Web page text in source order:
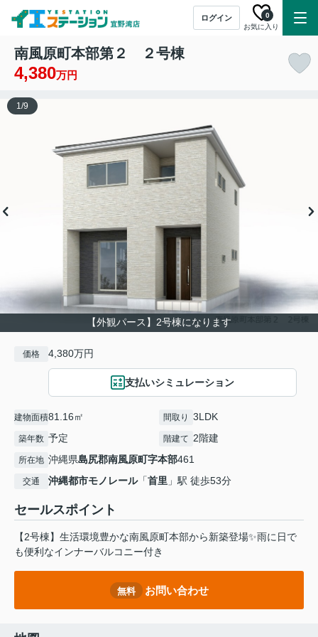
ログイン
お気に入り
0
南風原町本部第２ ２号棟
4,380万円
【外観パース】2号棟になります
1/9
価格 4,380万円
支払いシミュレーション
建物面積81.16㎡ 間取り 3LDK
築年数 予定 階建て 2階建
所在地 沖縄県島尻郡南風原町字本部461
交通 沖縄都市モノレール「首里 」駅 徒歩53分
セールスポイント
【2号棟】生活環境豊かな南風原町本部から新築登場✨雨に日で
も便利なインナーバルコニー付き
無料 お問い合わせ